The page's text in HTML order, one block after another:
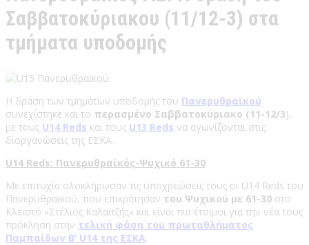
Σαββατοκύριακου (11/12-3) στα
τμήματα υποδομής
Η δράση των τμημάτων υποδομής του Πανερυθραϊκού
συνεχίστηκε και το περασμένο Σαββατοκύριακο (11-12/3),
με τους U14 Reds και τους U13 Reds να αγωνίζονται στις
διοργανώσεις της ΕΣΚΑ.
U14 Reds: Πανερυθραϊκός-Ψυχικό 61-30
Με επιτυχία ολοκλήρωσαν τις υποχρεώσεις τους οι U14 Reds του
Πανερυθραϊκού, που επικράτησαν του Ψυχικού με 61-30 στο
Κλειστό «Στέλιος Καλαϊτζής» και είναι πια έτοιμοι για την νέα τους
πρόκληση στην τελική φάση του πρωταθλήματος
Παμπαίδων Β’ U14 της ΕΣΚΑ.